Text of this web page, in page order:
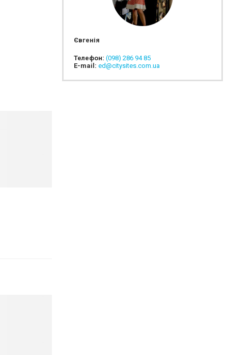
Євгенія
Телефон: (098) 286 94 85
E-mail: ed@citysites.com.ua